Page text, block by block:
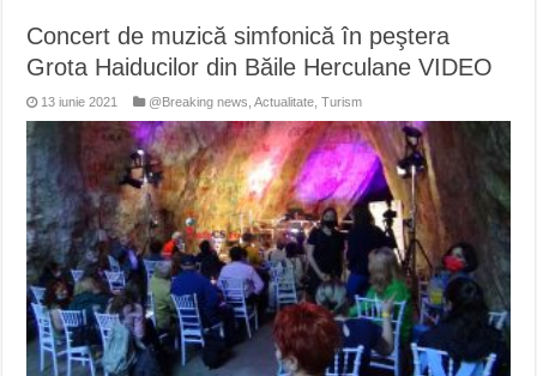
Concert de muzică simfonică în peştera
Grota Haiducilor din Băile Herculane VIDEO
13 iunie 2021 @Breaking news ,Actualitate ,Turism